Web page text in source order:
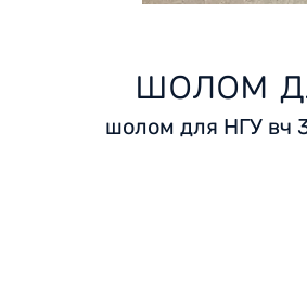
шолом
шолом для НГУ вч